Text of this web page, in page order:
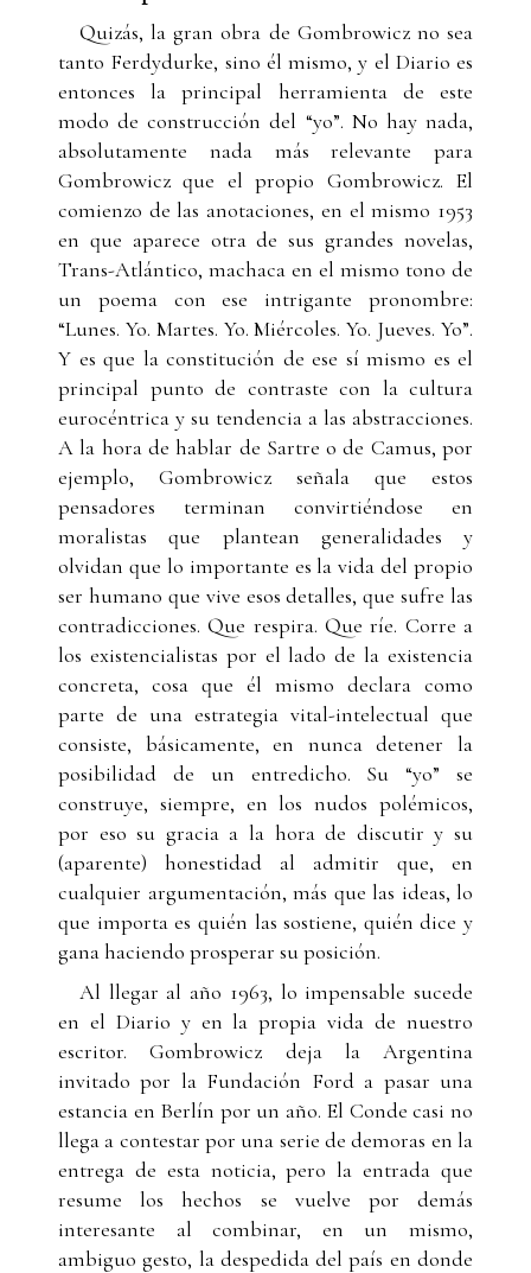
Quizás, la gran obra de Gombrowicz no sea
tanto Ferdydurke, sino él mismo, y el Diario es
entonces la principal herramienta de este
modo de construcción del “yo”. No hay nada,
absolutamente nada más relevante para
Gombrowicz que el propio Gombrowicz. El
comienzo de las anotaciones, en el mismo 1953
en que aparece otra de sus grandes novelas,
Trans-Atlántico, machaca en el mismo tono de
un poema con ese intrigante pronombre:
“Lunes. Yo. Martes. Yo. Miércoles. Yo. Jueves. Yo”.
Y es que la constitución de ese sí mismo es el
principal punto de contraste con la cultura
eurocéntrica y su tendencia a las abstracciones.
A la hora de hablar de Sartre o de Camus, por
ejemplo, Gombrowicz señala que estos
pensadores terminan convirtiéndose en
moralistas que plantean generalidades y
olvidan que lo importante es la vida del propio
ser humano que vive esos detalles, que sufre las
contradicciones. Que respira. Que ríe. Corre a
los existencialistas por el lado de la existencia
concreta, cosa que él mismo declara como
parte de una estrategia vital-intelectual que
consiste, básicamente, en nunca detener la
posibilidad de un entredicho. Su “yo” se
construye, siempre, en los nudos polémicos,
por eso su gracia a la hora de discutir y su
(aparente) honestidad al admitir que, en
cualquier argumentación, más que las ideas, lo
que importa es quién las sostiene, quién dice y
gana haciendo prosperar su posición.
Al llegar al año 1963, lo impensable sucede
en el Diario y en la propia vida de nuestro
escritor. Gombrowicz deja la Argentina
invitado por la Fundación Ford a pasar una
estancia en Berlín por un año. El Conde casi no
llega a contestar por una serie de demoras en la
entrega de esta noticia, pero la entrada que
resume los hechos se vuelve por demás
interesante al combinar, en un mismo,
ambiguo gesto, la despedida del país en donde